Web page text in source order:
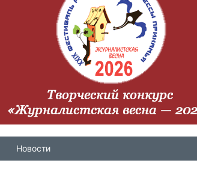
Новости